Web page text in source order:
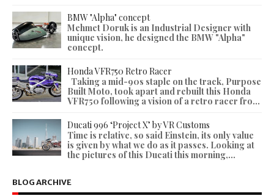
BMW "Alpha" concept
Mehmet Doruk is an Industrial Designer with
unique vision, he designed the BMW "Alpha"
concept.
Honda VFR750 Retro Racer
Taking a mid-90s staple on the track, Purpose
Built Moto, took apart and rebuilt this Honda
VFR750 following a vision of a retro racer fro...
Ducati 996 ‘Project X’ by VR Customs
Time is relative, so said Einstein, its only value
is given by what we do as it passes. Looking at
the pictures of this Ducati this morning,...
BLOG ARCHIVE